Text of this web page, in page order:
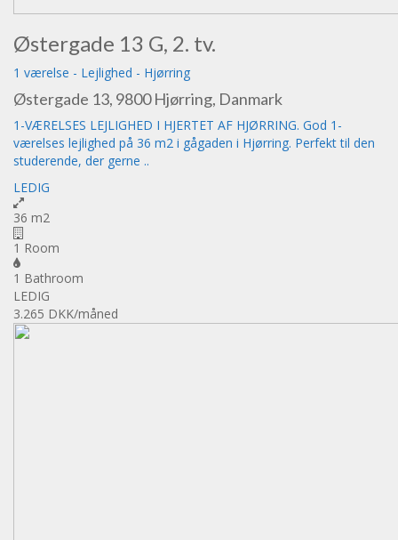
Østergade 13 G, 2. tv.
1 værelse - Lejlighed - Hjørring
Østergade 13, 9800 Hjørring, Danmark
1-VÆRELSES LEJLIGHED I HJERTET AF HJØRRING. God 1-
værelses lejlighed på 36 m2 i gågaden i Hjørring. Perfekt til den
studerende, der gerne ..
LEDIG
36 m2
1 Room
1 Bathroom
LEDIG
3.265 DKK/måned